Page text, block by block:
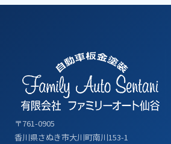
〒761-0905
香川県さぬき市大川町南川153-1